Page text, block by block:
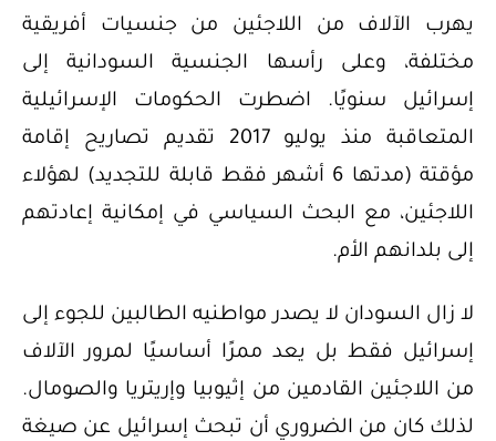
يهرب الآلاف من اللاجئين من جنسيات أفريقية
مختلفة، وعلى رأسها الجنسية السودانية إلى
إسرائيل سنويًا. اضطرت الحكومات الإسرائيلية
المتعاقبة منذ يوليو 2017 تقديم تصاريح إقامة
مؤقتة (مدتها 6 أشهر فقط قابلة للتجديد) لهؤلاء
اللاجئين، مع البحث السياسي في إمكانية إعادتهم
إلى بلدانهم الأم.
لا زال السودان لا يصدر مواطنيه الطالبين للجوء إلى
إسرائيل فقط بل يعد ممرًا أساسيًا لمرور الآلاف
من اللاجئين القادمين من إثيوبيا وإريتريا والصومال.
لذلك كان من الضروري أن تبحث إسرائيل عن صيغة